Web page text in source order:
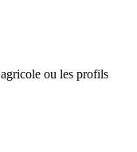
ou les profils